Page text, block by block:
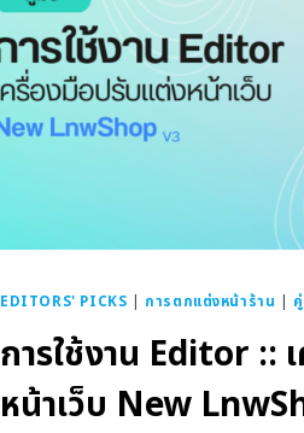
EDITORS' PICKS | การตกแต่งหน้าร้าน |
การใช้งาน Editor ::
หน้าเว็บ New